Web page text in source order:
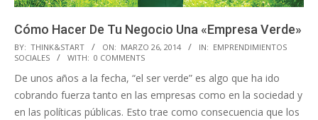
Cómo Hacer De Tu Negocio Una «Empresa Verde»
2014-
03-
26
BY: THINK&START ON: MARZO 26, 2014 IN: EMPRENDIMIENTOS
SOCIALES
WITH: 0 COMMENTS
De unos años a la fecha, “el ser verde” es algo que ha ido
cobrando fuerza tanto en las empresas como en la sociedad y
en las políticas públicas. Esto trae como consecuencia que los